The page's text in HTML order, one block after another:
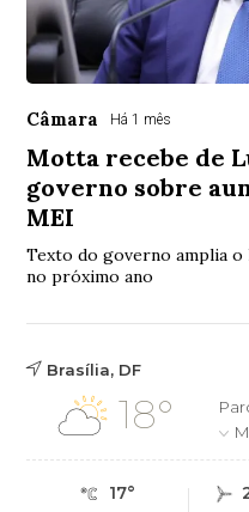
Câmara Há 1 mês
Motta recebe de
governo sobre
MEI
Texto do governo amplia o
no próximo ano
Brasília, DF
18°
17°